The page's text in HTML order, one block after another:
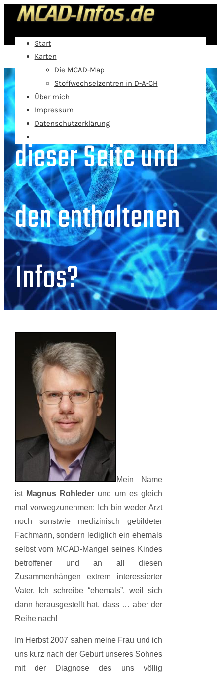
Start
Karten
Die MCAD-Map
Stoffwechselzentren in D-A-CH
Über mich
Impressum
Datenschutzerklärung
Wer steckt hinter
dieser Seite und
den enthaltenen
Infos?
Mein Name
ist Magnus Rohleder und um es gleich
mal vorwegzunehmen: Ich bin weder Arzt
noch sonstwie medizinisch gebildeter
Fachmann, sondern lediglich ein ehemals
selbst vom MCAD-Mangel seines Kindes
betroffener und an all diesen
Zusammenhängen extrem interessierter
Vater. Ich schreibe “ehemals”, weil sich
dann herausgestellt hat, dass … aber der
Reihe nach!
Im Herbst 2007 sahen meine Frau und ich
uns kurz nach der Geburt unseres Sohnes
mit der Diagnose des uns völlig